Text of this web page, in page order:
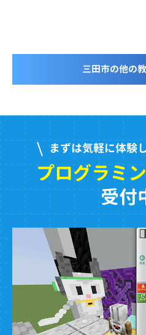
三田市の他の
まずは気軽に体験
プログラミ
受付